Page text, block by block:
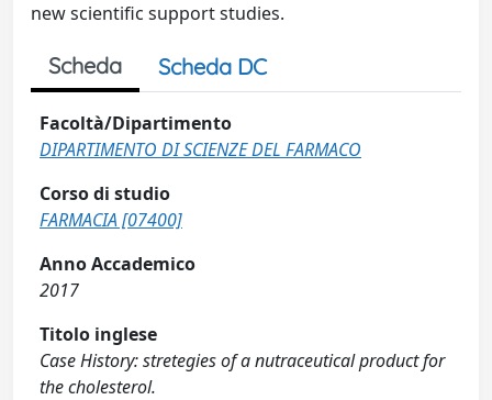
new scientific support studies.
Scheda Scheda DC
Facoltà/Dipartimento
DIPARTIMENTO DI SCIENZE DEL FARMACO
Corso di studio
FARMACIA [07400]
Anno Accademico
2017
Titolo inglese
Case History: stretegies of a nutraceutical product for
the cholesterol.